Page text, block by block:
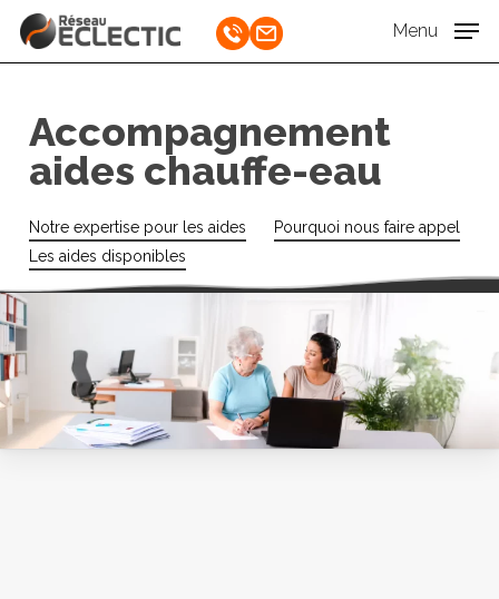
Skip
Menu
Accompagnement
aides chauffe-eau
Notre expertise pour les aides
Pourquoi nous faire appel
Les aides disponibles
Close